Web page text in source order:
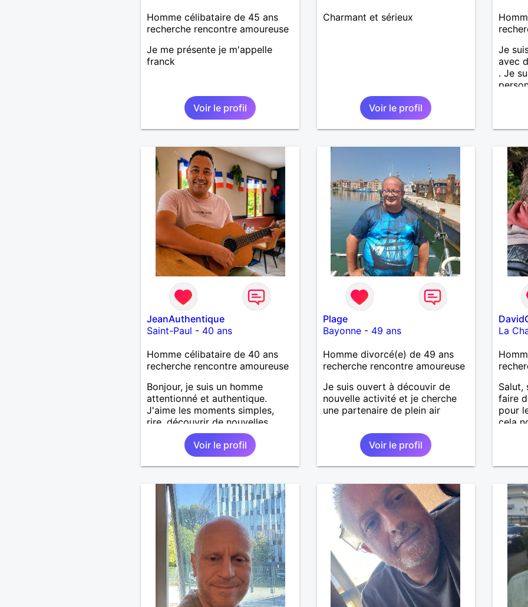
Homme célibataire de 45 ans
recherche rencontre amoureuse
Je me présente je m'appelle
franck
Voir le profil
Charmant et sérieux
Voir le profil
Je
avec
. Je
et
un
voir
et
de
vie a
le
vois
d'
JeanAuthentique
Saint-Paul - 40 ans
Homme célibataire de 40 ans
recherche rencontre amoureuse
Bonjour, je suis un homme
attentionné et authentique.
J'aime les moments simples,
rire, découvrir de nouvelles
choses et passer du temps avec
les personnes qui comptent. Je
recherche une relation sérieuse,
basée sur le respect, la
plaisir de faire connaissance.
Voir le profil
Plage
Bayonne- 49 ans
Homme divorcé(e) de 49 ans
recherche rencontre amoureuse
Je suis ouvert à découvir de
nouvelle activité et je cherche
une partenaire de plein air
Voir le profil
La
Salut,
faire
pour
cela
alors
l'une